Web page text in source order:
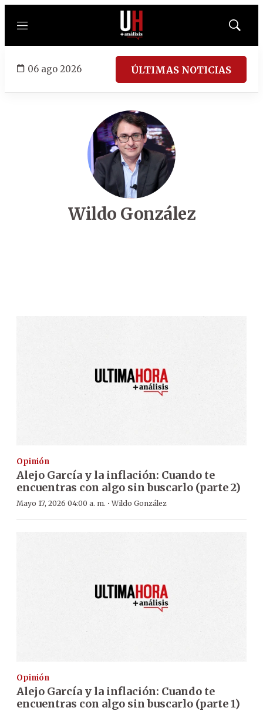
Menú
Mostrar
06 ago 2026 ÚLTIMAS NOTICIAS
Wildo González
Opinión
Alejo García y la inflación: Cuando te
encuentras con algo sin buscarlo (parte 2)
Mayo 17, 2026 04:00 a. m. ·Wildo González
Opinión
Alejo García y la inflación: Cuando te
encuentras con algo sin buscarlo (parte 1)